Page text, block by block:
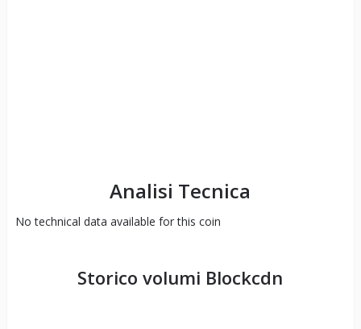
Analisi Tecnica
No technical data available for this coin
Storico volumi Blockcdn